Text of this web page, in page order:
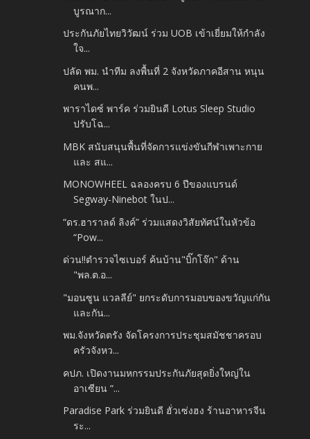
บูรณาก...
ประกันภัยไทยวิวัฒน์ ร่วม UOB เข้าเยี่ยมให้กำลัง
ใจ...
ปลัด พม. นำทีม ลงพื้นที่ 2 จังหวัดภาคอีสาน หนุน
คนพ...
พาราไดซ์ พาร์ค ร่วมยินดี Lotus Sleep Studio
ปรับโฉ...
MBK สนับสนุนพื้นที่จัดการแข่งขันกีฬาเพาะกาย
และ สแ...
MONOWHEEL ฉลองครบ 6 ปีของแบรนด์
Segway-Ninebot ในป...
“ดร.ฮาราลด์ ลิงค์” ร่วมแสดงวิสัยทัศน์ในหัวข้อ
“Pow...
ด่วน!!ตำรวจไซเบอร์ ค้นบ้าน"บิ๊กโจ๊ก" ด้าน
"พล.ต.อ...
"มอนซูน แวลลีย์" ยกระดับการมอบของขวัญแก่กัน
และกัน...
พม.จังหวัดตรัง จัดโครงการประชุมสมัชชาครอบ
ครัวจังหว...
คปภ. เปิดงานมหกรรมประกันภัยสุดยิ่งใหญ่ใน
อาเซียน “...
Paradise Park ร่วมยินดี ฮั่วเซ่งฮง ร้านอาหารจีน
ระ...